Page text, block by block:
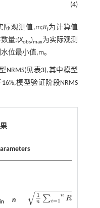
(4)
际观测值,m;Ri为计算值
量;(Xobs)max为实际观测
位最小值,m。
NRMS(见表3),其中模型
模型验证阶段NRMS
n
1
n ∑i=1
n R2
i
− −
−−−−−−−
√
1 n ∑i= 1 nRi2